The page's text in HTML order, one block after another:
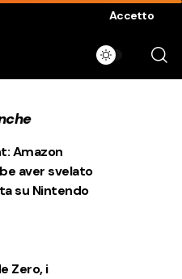
Accetto
Amazon
aver svelato
su Nintendo
Zero, i